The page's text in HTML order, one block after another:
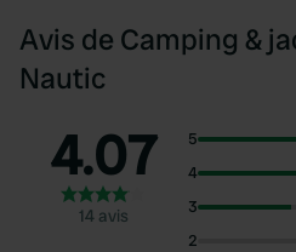
Avis de Camping &
Nautic
4.07
14 avis
5
4
3
2